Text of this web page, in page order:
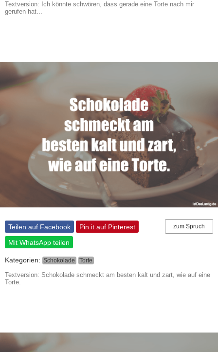
Textversion: Ich könnte schwören, dass gerade eine Torte nach mir
gerufen hat...
zum Spruch
Teilen auf Facebook
Pin it auf Pinterest
Mit WhatsApp teilen
Kategorien: Schokolade Torte
Textversion: Schokolade schmeckt am besten kalt und zart, wie auf eine
Torte.